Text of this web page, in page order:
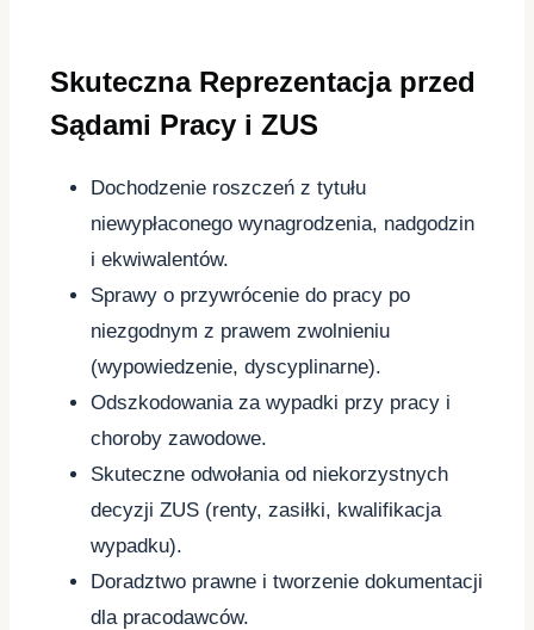
Skuteczna Reprezentacja przed
Sądami Pracy i ZUS
Dochodzenie roszczeń z tytułu
niewypłaconego wynagrodzenia, nadgodzin
i ekwiwalentów.
Sprawy o przywrócenie do pracy po
niezgodnym z prawem zwolnieniu
(wypowiedzenie, dyscyplinarne).
Odszkodowania za wypadki przy pracy i
choroby zawodowe.
Skuteczne odwołania od niekorzystnych
decyzji ZUS (renty, zasiłki, kwalifikacja
wypadku).
Doradztwo prawne i tworzenie dokumentacji
dla pracodawców.